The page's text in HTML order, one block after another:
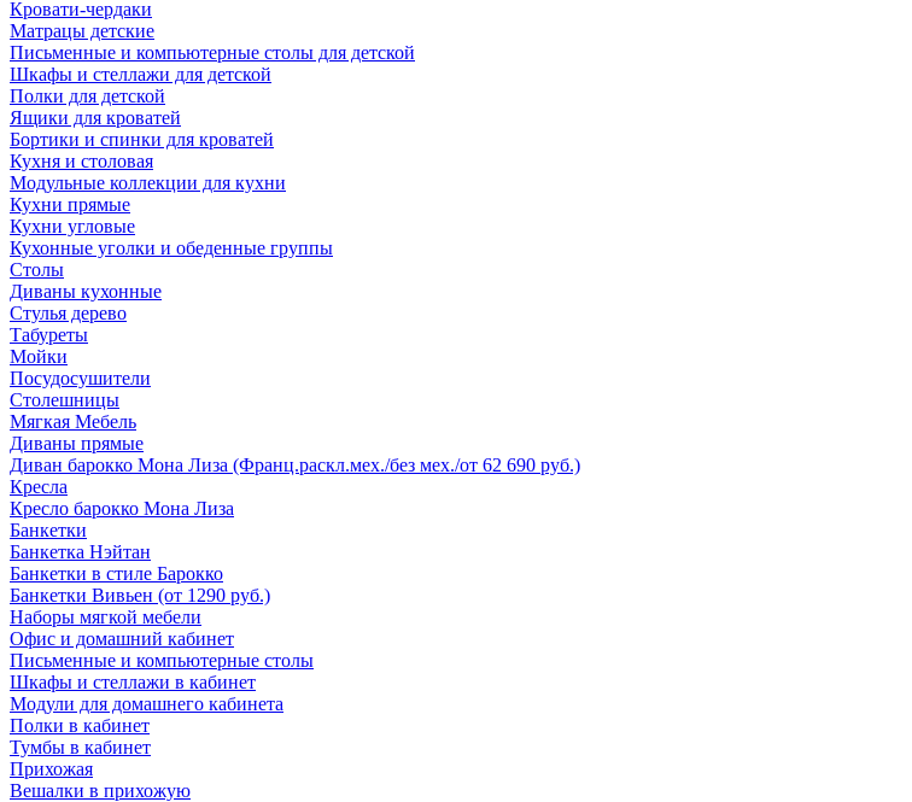
Кровати-чердаки
Матрацы детские
Письменные и компьютерные столы для детской
Шкафы и стеллажи для детской
Полки для детской
Ящики для кроватей
Бортики и спинки для кроватей
Кухня и столовая
Модульные коллекции для кухни
Кухни прямые
Кухни угловые
Кухонные уголки и обеденные группы
Столы
Диваны кухонные
Стулья дерево
Табуреты
Мойки
Посудосушители
Столешницы
Мягкая Мебель
Диваны прямые
Диван барокко Мона Лиза (Франц.раскл.мех./без мех./от 62 690 руб.)
Кресла
Кресло барокко Мона Лиза
Банкетки
Банкетка Нэйтан
Банкетки в стиле Барокко
Банкетки Вивьен (от 1290 руб.)
Наборы мягкой мебели
Офис и домашний кабинет
Письменные и компьютерные столы
Шкафы и стеллажи в кабинет
Модули для домашнего кабинета
Полки в кабинет
Тумбы в кабинет
Прихожая
Вешалки в прихожую